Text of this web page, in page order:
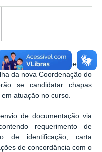
o edital que deu abertura
da nova Coordenação do
se candidatar chapas
atuação no curso.
de documentação via
requerimento de
de identificação, carta
de concordância com o